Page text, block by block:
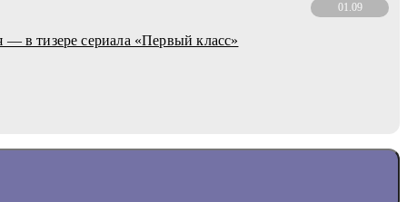
01.09
в тизере сериала «Первый класс»